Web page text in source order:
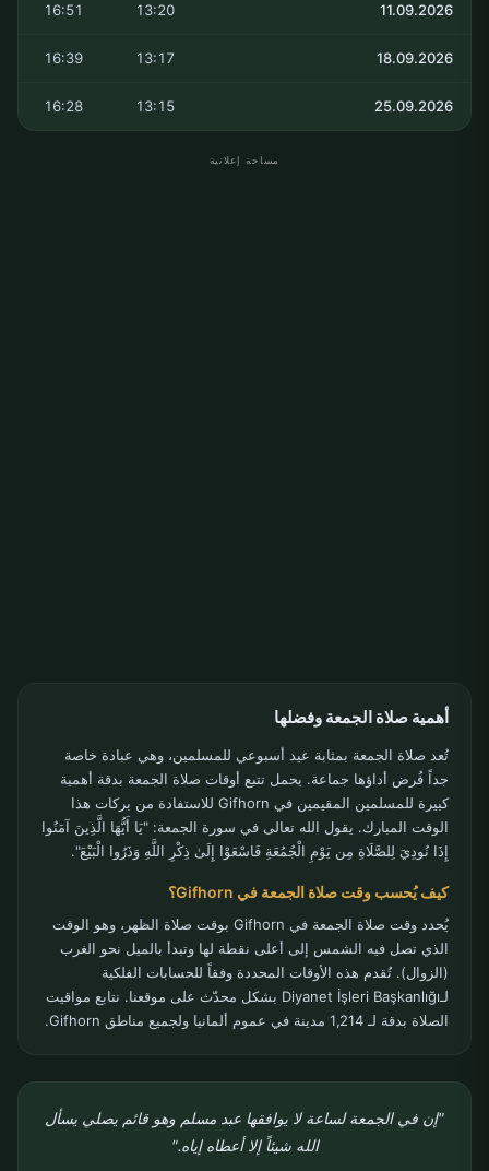
11.09.2026
13:20
16:51
18.09.2026
13:17
16:39
25.09.2026
13:15
16:28
مساحة إعلانية
أهمية صلاة الجمعة وفضلها
تُعد صلاة الجمعة بمثابة عيد أسبوعي للمسلمين، وهي عبادة خاصة
جداً فُرض أداؤها جماعة. يحمل تتبع أوقات صلاة الجمعة بدقة أهمية
كبيرة للمسلمين المقيمين في Gifhorn للاستفادة من بركات هذا
الوقت المبارك. يقول الله تعالى في سورة الجمعة: "يَا أَيُّهَا الَّذِينَ آمَنُوا
إِذَا نُودِيَ لِلصَّلَاةِ مِن يَوْمِ الْجُمُعَةِ فَاسْعَوْا إِلَىٰ ذِكْرِ اللَّهِ وَذَرُوا الْبَيْعَ".
كيف يُحسب وقت صلاة الجمعة في Gifhorn؟
يُحدد وقت صلاة الجمعة في Gifhorn بوقت صلاة الظهر، وهو الوقت
الذي تصل فيه الشمس إلى أعلى نقطة لها وتبدأ بالميل نحو الغرب
(الزوال). تُقدم هذه الأوقات المحددة وفقاً للحسابات الفلكية
لـDiyanet İşleri Başkanlığı بشكل محدّث على موقعنا. نتابع مواقيت
الصلاة بدقة لـ 1,214 مدينة في عموم ألمانيا ولجميع مناطق Gifhorn.
"إن في الجمعة لساعة لا يوافقها عبد مسلم وهو قائم يصلي يسأل
الله شيئاً إلا أعطاه إياه."